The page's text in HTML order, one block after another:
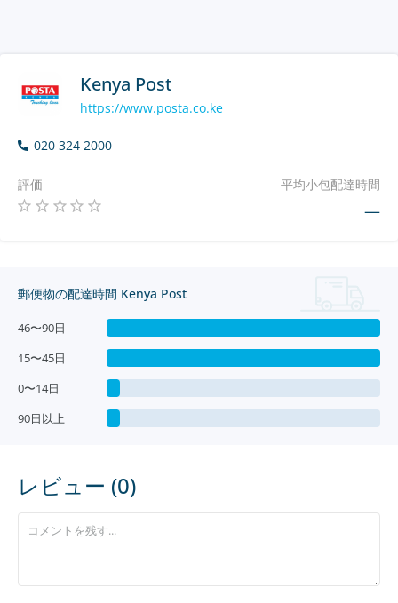
Kenya Post
https://www.posta.co.ke
020 324 2000
評価 平均小包配達時間
—
郵便物の配達時間 Kenya Post
46〜90日
15〜45日
0〜14日
90日以上
レビュー (0)